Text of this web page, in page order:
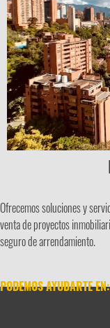
Ofrecemos soluciones y
venta de proyectos
seguro de arrendamiento.
PODEMOS AYUDARTE EN: